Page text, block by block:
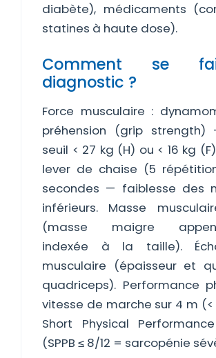
diabète), médicaments
statines à haute dose).
Comment se
diagnostic ?
Force musculaire :
préhension (grip strength)
seuil < 27 kg (H) ou < 16 kg
lever de chaise (5
secondes — faiblesse des
inférieurs. Masse
(masse maigre
indexée à la taille).
musculaire (épaisseur et
quadriceps). Performance
vitesse de marche sur 4 m
Short Physical
(SPPB ≤ 8/12 = sarcopénie